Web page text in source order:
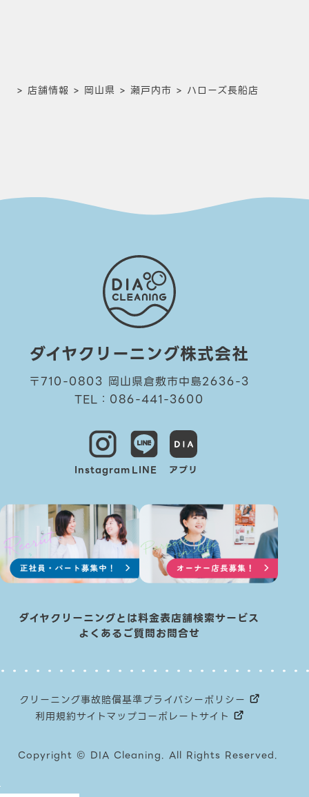
> 店舗情報 > 岡山県 > 瀬戸内市 > ハローズ長船店
ダイヤクリーニング株式会社
〒710-0803 岡山県倉敷市中島2636-3
TEL：086-441-3600
InstagramLINE アプリ
ダイヤクリーニングとは料金表店舗検索サービス
よくあるご質問お問合せ
クリーニング事故賠償基準プライバシーポリシー
利用規約サイトマップコーポレートサイト
Copyright © DIA Cleaning. All Rights Reserved.